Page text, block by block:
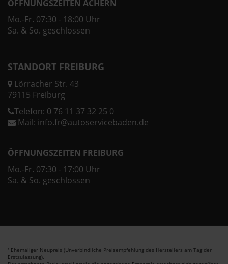
ÖFFNUNGSZEITEN ACHERN
Mo.-Fr. 07:30 - 18:00 Uhr
Sa. & So. geschlossen
STANDORT FREIBURG
Lörracher Str. 43
79115 Freiburg
Telefon: 0 76 11 37 32 25 0
Mail: info.fr@autoservicebaden.de
ÖFFNUNGSZEITEN FREIBURG
Mo.-Fr. 07:30 - 17:00 Uhr
Sa. & So. geschlossen
1 Ehemaliger Neupreis (Unverbindliche Preisempfehlung des Herstellers am Tag der
Erstzulassung).